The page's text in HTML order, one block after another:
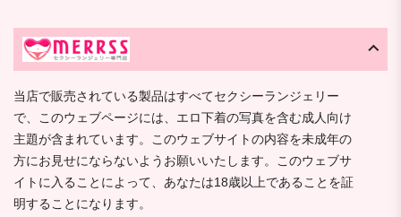
当店で販売されている製品はすべてセクシーランジェリー
で、このウェブページには、エロ下着の写真を含む成人向け
主題が含まれています。このウェブサイトの内容を未成年の
方にお見せにならないようお願いいたします。このウェブサ
イトに入ることによって、あなたは18歳以上であることを証
明することになります。